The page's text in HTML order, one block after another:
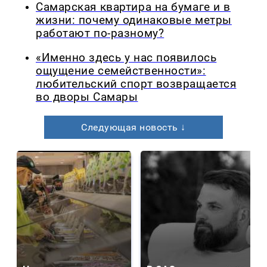
Самарская квартира на бумаге и в
жизни: почему одинаковые метры
работают по-разному?
«Именно здесь у нас появилось
ощущение семейственности»:
любительский спорт возвращается
во дворы Самары
Следующая новость ↓